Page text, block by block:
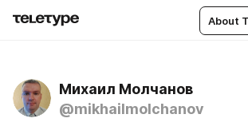
About
Михаил Молчанов
@mikhailmolchanov